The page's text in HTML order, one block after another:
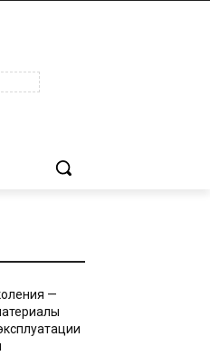
—